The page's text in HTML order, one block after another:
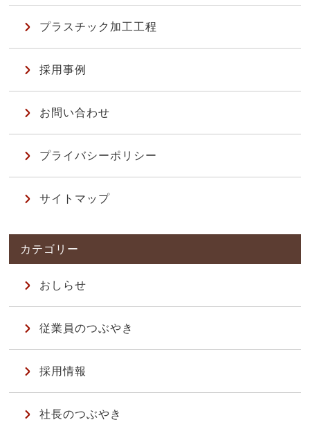
プラスチック加工工程
採用事例
お問い合わせ
プライバシーポリシー
サイトマップ
おしらせ
従業員のつぶやき
採用情報
社長のつぶやき